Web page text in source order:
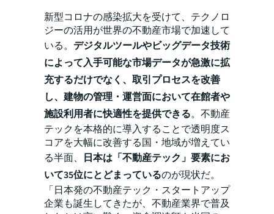
新型コロナの感染拡大を受けて、テクノロ
ジーの活用が世界の不動産市場で加速して
いる。 デジタルツールやビッグデータ技術
によって入手可能な市場データが急激に拡
充するだけでなく、取引プロセスを改善
し、建物の管理・運営面において在館者や
施設利用者に快適性を提供できる。不動産
テックを本格的に導入することで透明度ス
コアを大幅に改善する国・地域が増えてい
る半面、
日本は「不動産テック」要素にお
いて35位にとどまっているのが現状だ。
「日本発の不動産テック・スタートアップ
企業も誕生してきたが、不動産業界で普及